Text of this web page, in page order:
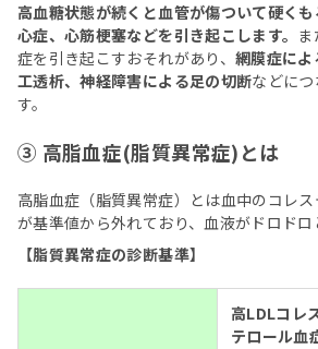
高血糖状態が続くと血管が傷ついて硬く
心症、心筋梗塞などを引き起こします。
症を引き起こすおそれがあり、 網膜症に
工透析、神経障害による足の切断などに
す。
③ 高脂血症(脂質異常症)とは
高脂血症（脂質異常症）とは血中のコレ
が基準値から外れており、血液がドロドロ
【脂質異常症の診断基準】
高LDLコレ
テロール血